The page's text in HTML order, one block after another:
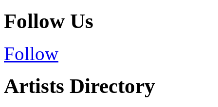
Follow Us
Follow
Artists Directory